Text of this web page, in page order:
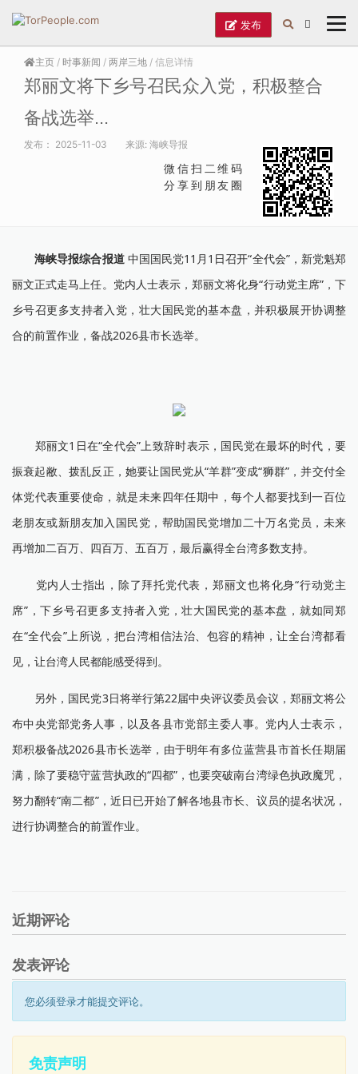
发布
主页 / 时事新闻 / 两岸三地 / 信息详情
郑丽文将下乡号召民众入党，积极整合
备战选举...
发布： 2025-11-03 来源: 海峡导报
微信扫二维码
分享到朋友圈
海峡导报综合报道 中国国民党11月1日召开“全代会”，新党魁郑
丽文正式走马上任。党内人士表示，郑丽文将化身“行动党主席”，下
乡号召更多支持者入党，壮大国民党的基本盘，并积极展开协调整
合的前置作业，备战2026县市长选举。
郑丽文1日在“全代会”上致辞时表示，国民党在最坏的时代，要
振衰起敝、拨乱反正，她要让国民党从“羊群”变成“狮群”，并交付全
体党代表重要使命，就是未来四年任期中，每个人都要找到一百位
老朋友或新朋友加入国民党，帮助国民党增加二十万名党员，未来
再增加二百万、四百万、五百万，最后赢得全台湾多数支持。
党内人士指出，除了拜托党代表，郑丽文也将化身“行动党主
席”，下乡号召更多支持者入党，壮大国民党的基本盘，就如同郑
在“全代会”上所说，把台湾相信法治、包容的精神，让全台湾都看
见，让台湾人民都能感受得到。
另外，国民党3日将举行第22届中央评议委员会议，郑丽文将公
布中央党部党务人事，以及各县市党部主委人事。党内人士表示，
郑积极备战2026县市长选举，由于明年有多位蓝营县市首长任期届
满，除了要稳守蓝营执政的“四都”，也要突破南台湾绿色执政魔咒，
努力翻转“南二都”，近日已开始了解各地县市长、议员的提名状况，
进行协调整合的前置作业。
近期评论
发表评论
您必须登录才能提交评论。
免责声明